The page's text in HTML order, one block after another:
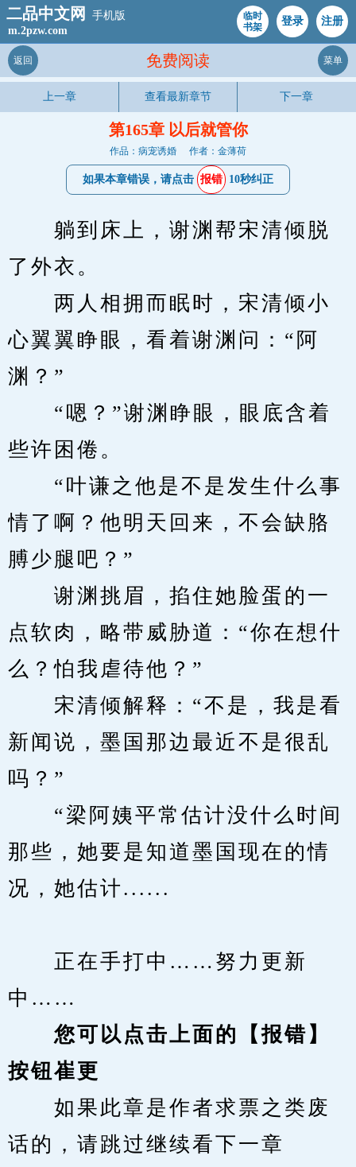
二品中文网
手机版
m.2pzw.com
临时
书架
登录 注册
免费阅读
返回 菜单
上一章 查看最新章节 下一章
第165章 以后就管你
作品：病宠诱婚 作者：金薄荷
如果本章错误，请点击 报错 10秒纠正
躺到床上，谢渊帮宋清倾脱
了外衣。
两人相拥而眠时，宋清倾小
心翼翼睁眼，看着谢渊问：“阿
渊？”
“嗯？”谢渊睁眼，眼底含着
些许困倦。
“叶谦之他是不是发生什么事
情了啊？他明天回来，不会缺胳
膊少腿吧？”
谢渊挑眉，掐住她脸蛋的一
点软肉，略带威胁道：“你在想什
么？怕我虐待他？”
宋清倾解释：“不是，我是看
新闻说，墨国那边最近不是很乱
吗？”
“梁阿姨平常估计没什么时间
那些，她要是知道墨国现在的情
况，她估计......
正在手打中……努力更新
中……
您可以点击上面的【报错】
按钮崔更
如果此章是作者求票之类废
话的，请跳过继续看下一章